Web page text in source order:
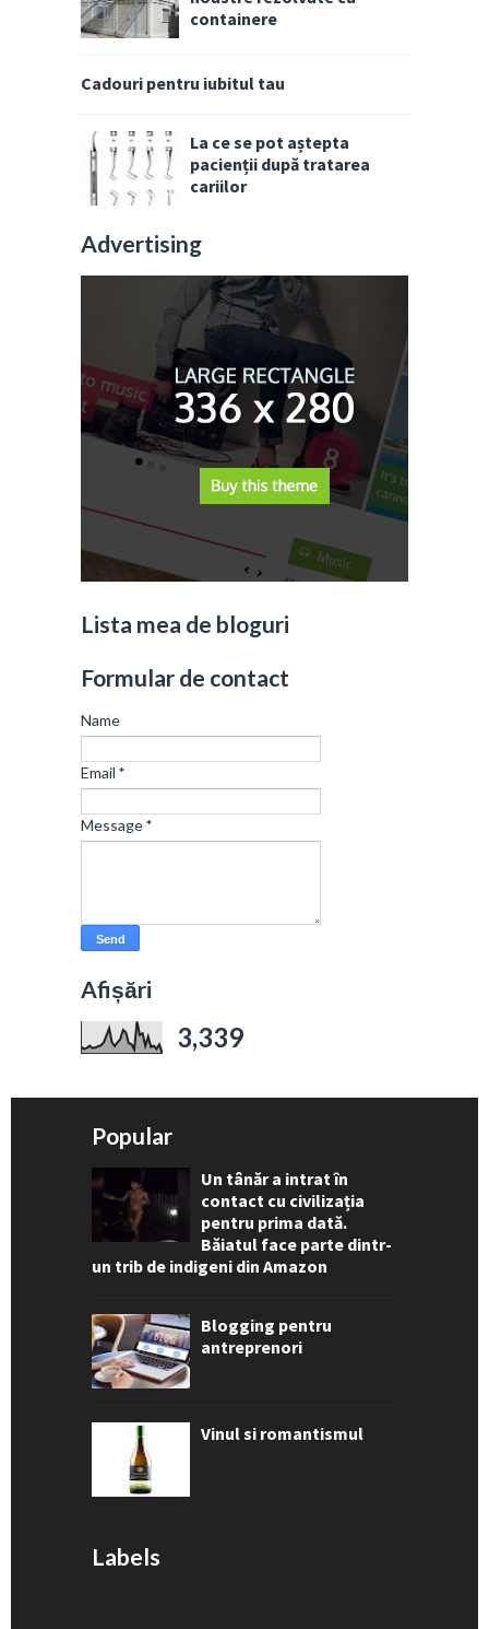
containere
Cadouri pentru iubitul tau
La ce se pot aștepta
pacienții după tratarea
cariilor
Advertising
Lista mea de bloguri
Formular de contact
Name
Email *
Message*
Afișări
3,339
Popular
Un tânăr a intrat în
contact cu civilizația
pentru prima dată.
Băiatul face parte dintr-
un trib de indigeni din Amazon
Blogging pentru
antreprenori
Vinul si romantismul
Labels